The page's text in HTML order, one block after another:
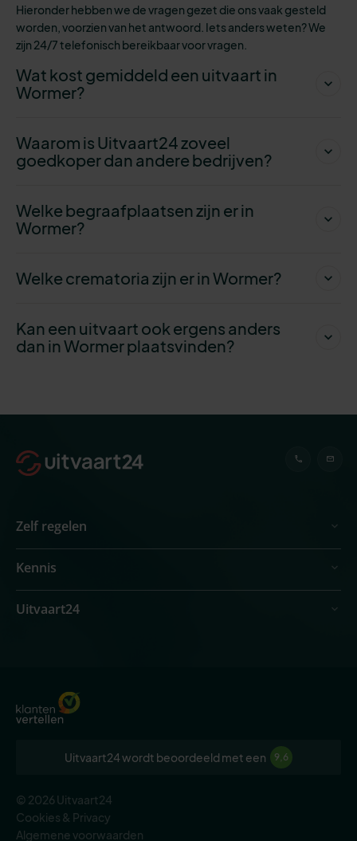
Hieronder hebben we de vragen gezet die ons vaak gesteld
worden, voorzienvan het antwoord. Iets anders weten? We
zijn 24/7 telefonisch bereikbaar voor vragen.
Wat kost gemiddeld een uitvaart in
Wormer?
Waarom is Uitvaart24 zoveel
goedkoper dan andere bedrijven?
Welke begraafplaatsen zijn er in
Wormer?
Welke crematoria zijn er in Wormer?
Kan een uitvaart ook ergens anders
dan in Wormer plaatsvinden?
Zelf regelen
Kennis
Uitvaart24
Uitvaart24 wordt beoordeeld met een 9,6
© 2026 Uitvaart24
Cookies & Privacy
Algemene voorwaarden